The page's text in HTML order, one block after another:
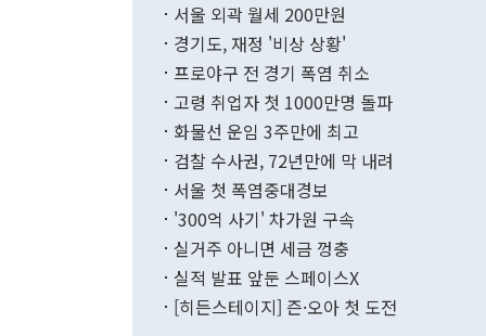
무너졌다고
함께 4자 대
"우리의 선
며 월간 기
196.9% 급
수출은
기록했지만
로 전환됐다.
서울 외곽 월세 200만원
경기도, 재정 '비상 상황'
프로야구 전 경기 폭염 취소
고령 취업자 첫 1000만명 돌파
화물선 운임 3주만에 최고
검찰 수사권, 72년만에 막 내려
서울 첫 폭염중대경보
'300억 사기' 차가원 구속
실거주 아니면 세금 껑충
실적 발표 앞둔 스페이스X
[히든스테이지] 즌·오아 첫 도전